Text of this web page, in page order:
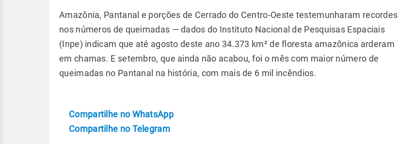
Amazônia, Pantanal e porções de Cerrado do Centro-Oeste testemunharam recordes
nos números de queimadas — dados do Instituto Nacional de Pesquisas Espaciais
(Inpe) indicam que até agosto deste ano 34.373 km² de floresta amazônica arderam
em chamas. E setembro, que ainda não acabou, foi o mês com maior número de
queimadas no Pantanal na história, com mais de 6 mil incêndios.
Compartilhe no WhatsApp
Compartilhe no Telegram